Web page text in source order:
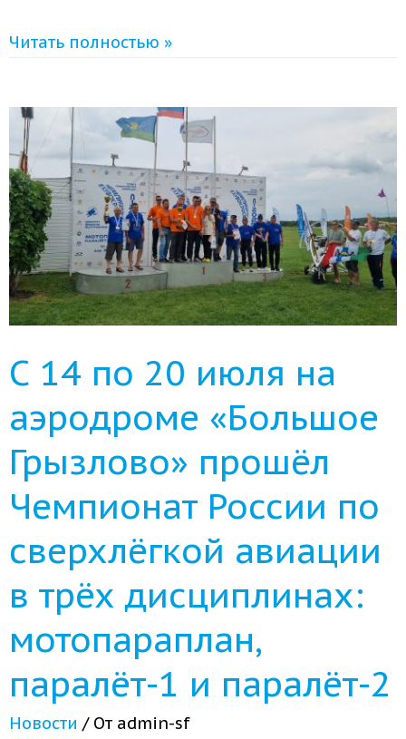
Читать полностью »
С 14 по 20 июля на
аэродроме «Большое
Грызлово» прошёл
Чемпионат России по
сверхлёгкой авиации
в трёх дисциплинах:
мотопараплан,
паралёт-1 и паралёт-2
Новости / От admin-sf